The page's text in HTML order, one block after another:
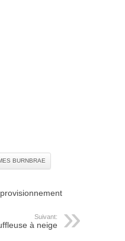
BURNBRAE
Suivant:
à neige